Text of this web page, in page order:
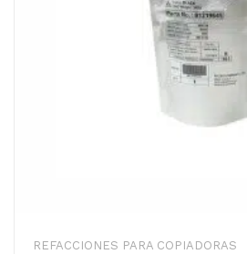
REFACCIONES PARA COPIADORAS